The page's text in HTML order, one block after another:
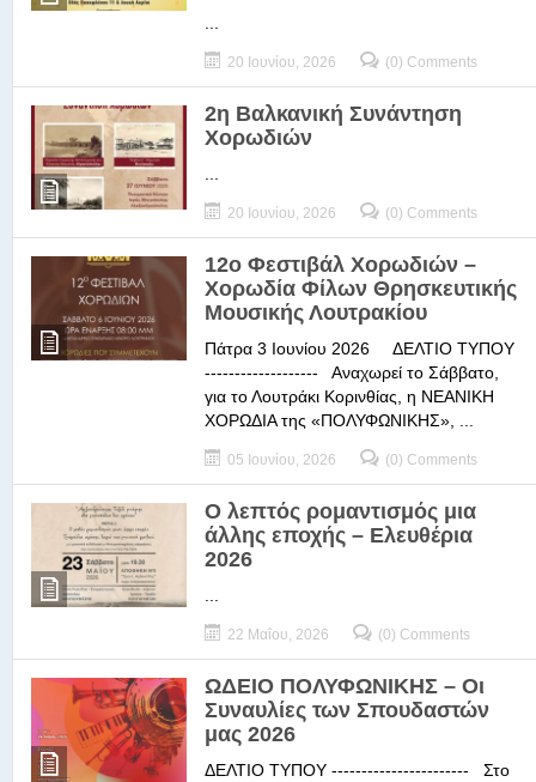
20 Ιουνίου, 2026 (0) Comments
2η Βαλκανική Συνάντηση
Χορωδιών
20 Ιουνίου, 2026 (0) Comments
12ο Φεστιβάλ Χορωδιών –
Χορωδία Φίλων Θρησκευτικής
Μουσικής Λουτρακίου
Πάτρα 3 Ιουνίου 2026 ΔΕΛΤΙΟ ΤΥΠΟΥ
------------------- Αναχωρεί το Σάββατο,
για το Λουτράκι Κορινθίας, η ΝΕΑΝΙΚΗ
ΧΟΡΩΔΙΑ της «ΠΟΛΥΦΩΝΙΚΗΣ», ...
05 Ιουνίου, 2026 (0) Comments
Ο λεπτός ρομαντισμός μια
άλλης εποχής – Ελευθέρια
2026
22 Μαΐου, 2026 (0) Comments
ΩΔΕΙΟ ΠΟΛΥΦΩΝΙΚΗΣ – Οι
Συναυλίες των Σπουδαστών
μας 2026
ΔΕΛΤΙΟ ΤΥΠΟΥ ----------------------- Στο